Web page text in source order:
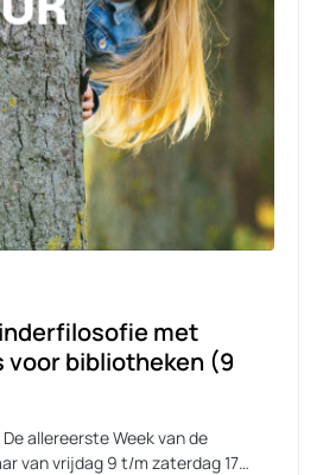
met
voor bibliotheken (9
allereerste Week van de
van vrijdag 9 t/m zaterdag 17…